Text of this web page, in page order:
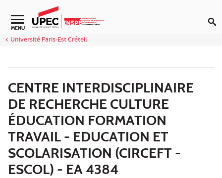
Aller au contenu
Navigation secondaire
MENU
Université Paris-Est Créteil
CENTRE INTERDISCIPLINAIRE
DE RECHERCHE CULTURE
ÉDUCATION FORMATION
TRAVAIL - EDUCATION ET
SCOLARISATION (CIRCEFT -
ESCOL) - EA 4384